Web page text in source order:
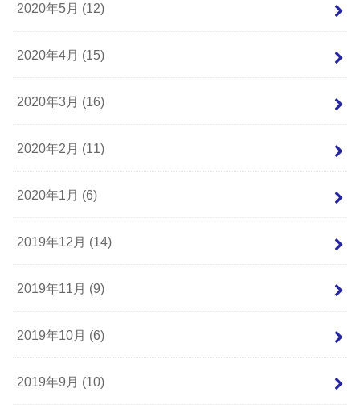
2020年5月 (12)
2020年4月 (15)
2020年3月 (16)
2020年2月 (11)
2020年1月 (6)
2019年12月 (14)
2019年11月 (9)
2019年10月 (6)
2019年9月 (10)